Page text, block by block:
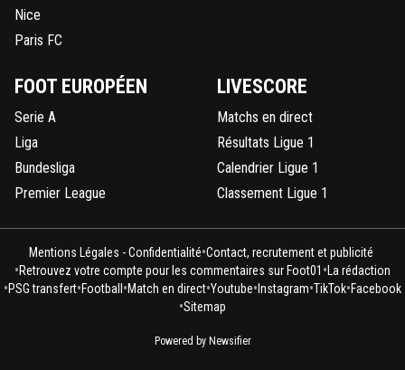
Nice
Paris FC
FOOT EUROPÉEN
Serie A
Liga
Bundesliga
Premier League
LIVESCORE
Matchs en direct
Résultats Ligue 1
Calendrier Ligue 1
Classement Ligue 1
Mentions Légales - Confidentialité•Contact, recrutement et publicité
•Retrouvez votre compte pour les commentaires sur Foot01 • La rédaction
•PSG transfert•Football •Match en direct•Youtube• Instagram•TikTok•Facebook
•Sitemap
Powered by Newsifier